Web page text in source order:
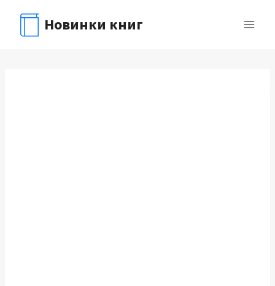
содержимому
Новинки книг